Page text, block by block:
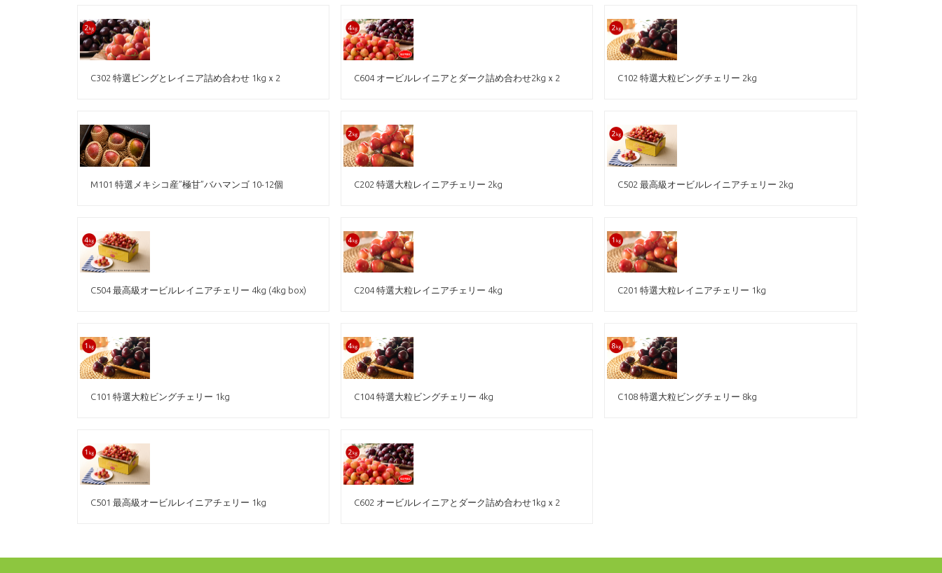
C302 特選ビングとレイニア詰め合わせ 1kgｘ2 C604 オービルレイニアとダーク詰め合わせ2kgｘ2 C102 特選大粒ビングチェリー 2kg
M101 特選メキシコ産”極甘”バハマンゴ 10-12個 C202 特選大粒レイニアチェリー 2kg C502 最高級オービルレイニアチェリー 2kg
C504 最高級オービルレイニアチェリー 4kg (4kg box) C204 特選大粒レイニアチェリー 4kg C201 特選大粒レイニアチェリー 1kg
C101 特選大粒ビングチェリー 1kg C104 特選大粒ビングチェリー 4kg C108 特選大粒ビングチェリー 8kg
C501 最高級オービルレイニアチェリー 1kg C602 オービルレイニアとダーク詰め合わせ1kgｘ2